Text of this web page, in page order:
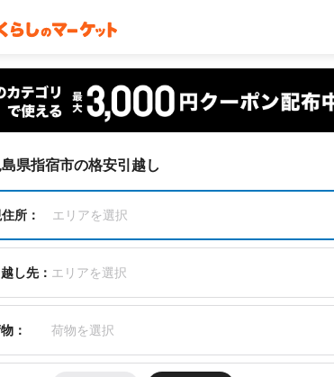
県指宿市の格安引越し
所： エリアを選択
し先： エリアを選択
： 荷物を選択